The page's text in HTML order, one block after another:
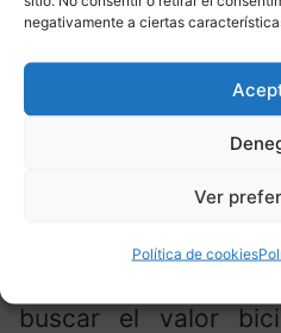
negativamente a ciertas
Ver
Política de cookies
carreteras y rutas
Si estás
2022 calidad precio,
costo razonable.
para carretera te
buscar el valor